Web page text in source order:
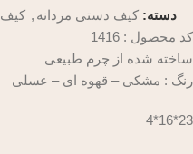
دسته: کیف دستی مردانه , کیف
کد محصول : 1416
ساخته شده از چرم طبیعی
رنگ : مشکی – قهوه ای – عسلی
23*16*4